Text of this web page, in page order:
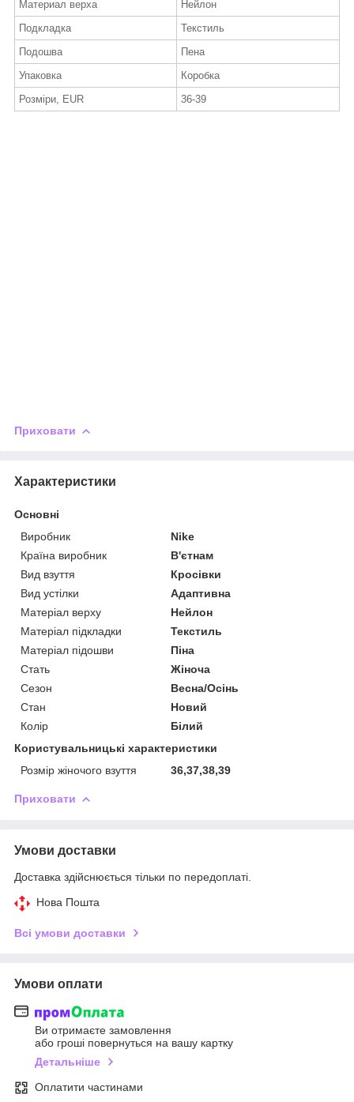
Материал верха
Нейлон
Подкладка
Текстиль
Подошва
Пена
Упаковка
Коробка
Розміри, EUR
36-39
Приховати
Характеристики
Основні
Виробник
Nike
Країна виробник
В'єтнам
Вид взуття
Кросівки
Вид устілки
Адаптивна
Матеріал верху
Нейлон
Матеріал підкладки
Текстиль
Матеріал підошви
Піна
Стать
Жіноча
Сезон
Весна/Осінь
Стан
Новий
Колір
Білий
Користувальницькі характеристики
Розмір жіночого взуття
36,37,38,39
Приховати
Умови доставки
Доставка здійснюється тільки по передоплаті.
Нова Пошта
Всі умови доставки
Умови оплати
Ви отримаєте замовлення
або гроші повернуться на вашу картку
Детальніше
Оплатити частинами